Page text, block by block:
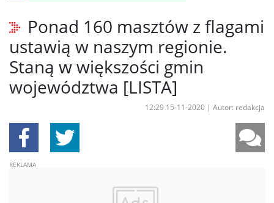
Ponad 160 masztów z flagami
ustawią w naszym regionie.
Staną w większości gmin
województwa [LISTA]
12:29 15-11-2020 | Autor: redakcja